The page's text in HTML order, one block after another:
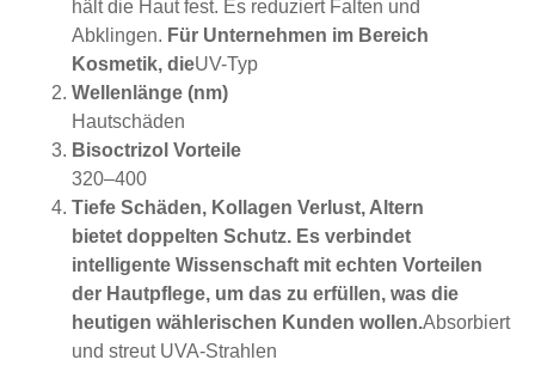
hält die Haut fest. Es reduziert Falten und
Abklingen. Für Unternehmen im Bereich
Kosmetik, dieUV-Typ
Wellenlänge (nm)
Hautschäden
Bisoctrizol Vorteile
320–400
Tiefe Schäden, Kollagen Verlust, Altern
bietet doppelten Schutz. Es verbindet
intelligente Wissenschaft mit echten Vorteilen
der Hautpflege, um das zu erfüllen, was die
heutigen wählerischen Kunden wollen.Absorbiert
und streut UVA-Strahlen